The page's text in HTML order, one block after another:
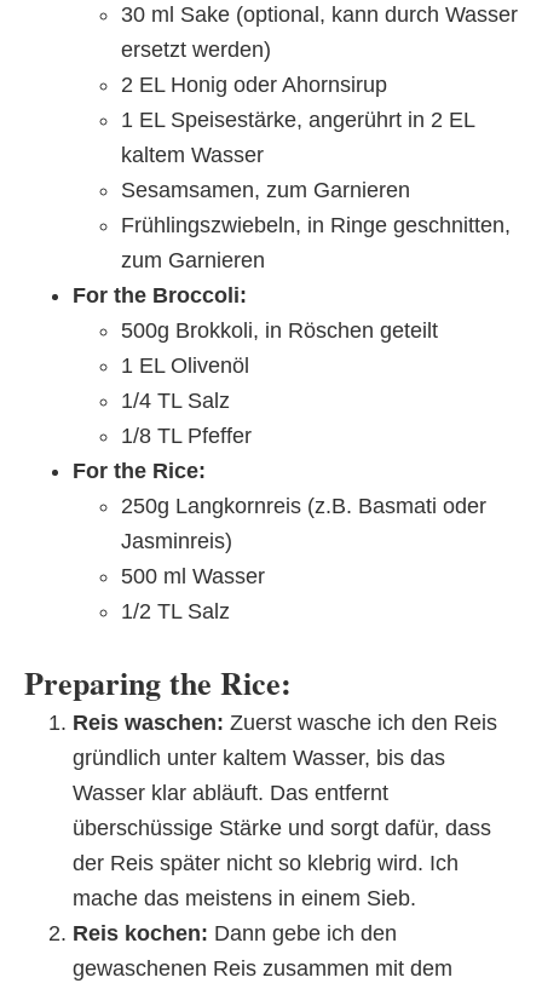
30 ml Sake (optional, kann durch Wasser
ersetzt werden)
2 EL Honig oder Ahornsirup
1 EL Speisestärke, angerührt in 2 EL
kaltem Wasser
Sesamsamen, zum Garnieren
Frühlingszwiebeln, in Ringe geschnitten,
zum Garnieren
For the Broccoli:
500g Brokkoli, in Röschen geteilt
1 EL Olivenöl
1/4 TL Salz
1/8 TL Pfeffer
For the Rice:
250g Langkornreis (z.B. Basmati oder
Jasminreis)
500 ml Wasser
1/2 TL Salz
Preparing the Rice:
Reis waschen: Zuerst wasche ich den Reis
gründlich unter kaltem Wasser, bis das
Wasser klar abläuft. Das entfernt
überschüssige Stärke und sorgt dafür, dass
der Reis später nicht so klebrig wird. Ich
mache das meistens in einem Sieb.
Reis kochen: Dann gebe ich den
gewaschenen Reis zusammen mit dem